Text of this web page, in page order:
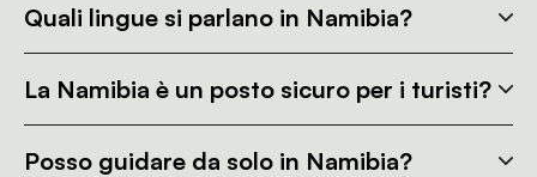
Quali lingue si parlano in Namibia?
La Namibia è un posto sicuro per i turisti?
Posso guidare da solo in Namibia?